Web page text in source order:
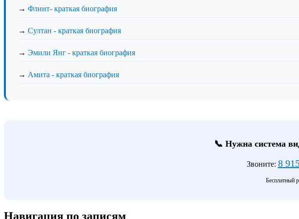
→ Флинт- краткая биография
→ Султан - краткая биография
→ Эмили Янг - краткая биография
→ Амита - краткая биография
📞 Нужна система
Звоните: 8
Бесплатный
Навигация по записям